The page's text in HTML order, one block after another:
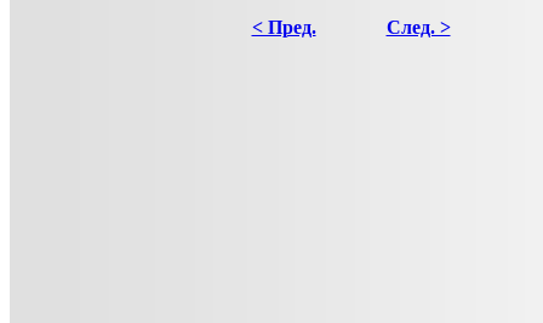
< Пред. След. >